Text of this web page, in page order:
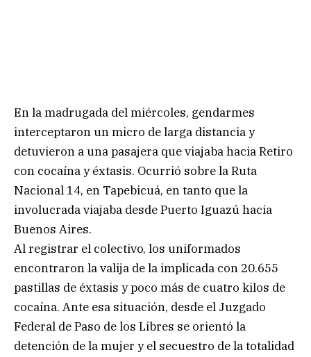
En la madrugada del miércoles, gendarmes
interceptaron un micro de larga distancia y
detuvieron a una pasajera que viajaba hacia Retiro
con cocaína y éxtasis. Ocurrió sobre la Ruta
Nacional 14, en Tapebicuá, en tanto que la
involucrada viajaba desde Puerto Iguazú hacia
Buenos Aires.
Al registrar el colectivo, los uniformados
encontraron la valija de la implicada con 20.655
pastillas de éxtasis y poco más de cuatro kilos de
cocaína. Ante esa situación, desde el Juzgado
Federal de Paso de los Libres se orientó la
detención de la mujer y el secuestro de la totalidad